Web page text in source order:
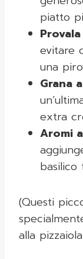
piatto
evitare
una
Grana
extra
Aromi
basilico
(Questi
alla